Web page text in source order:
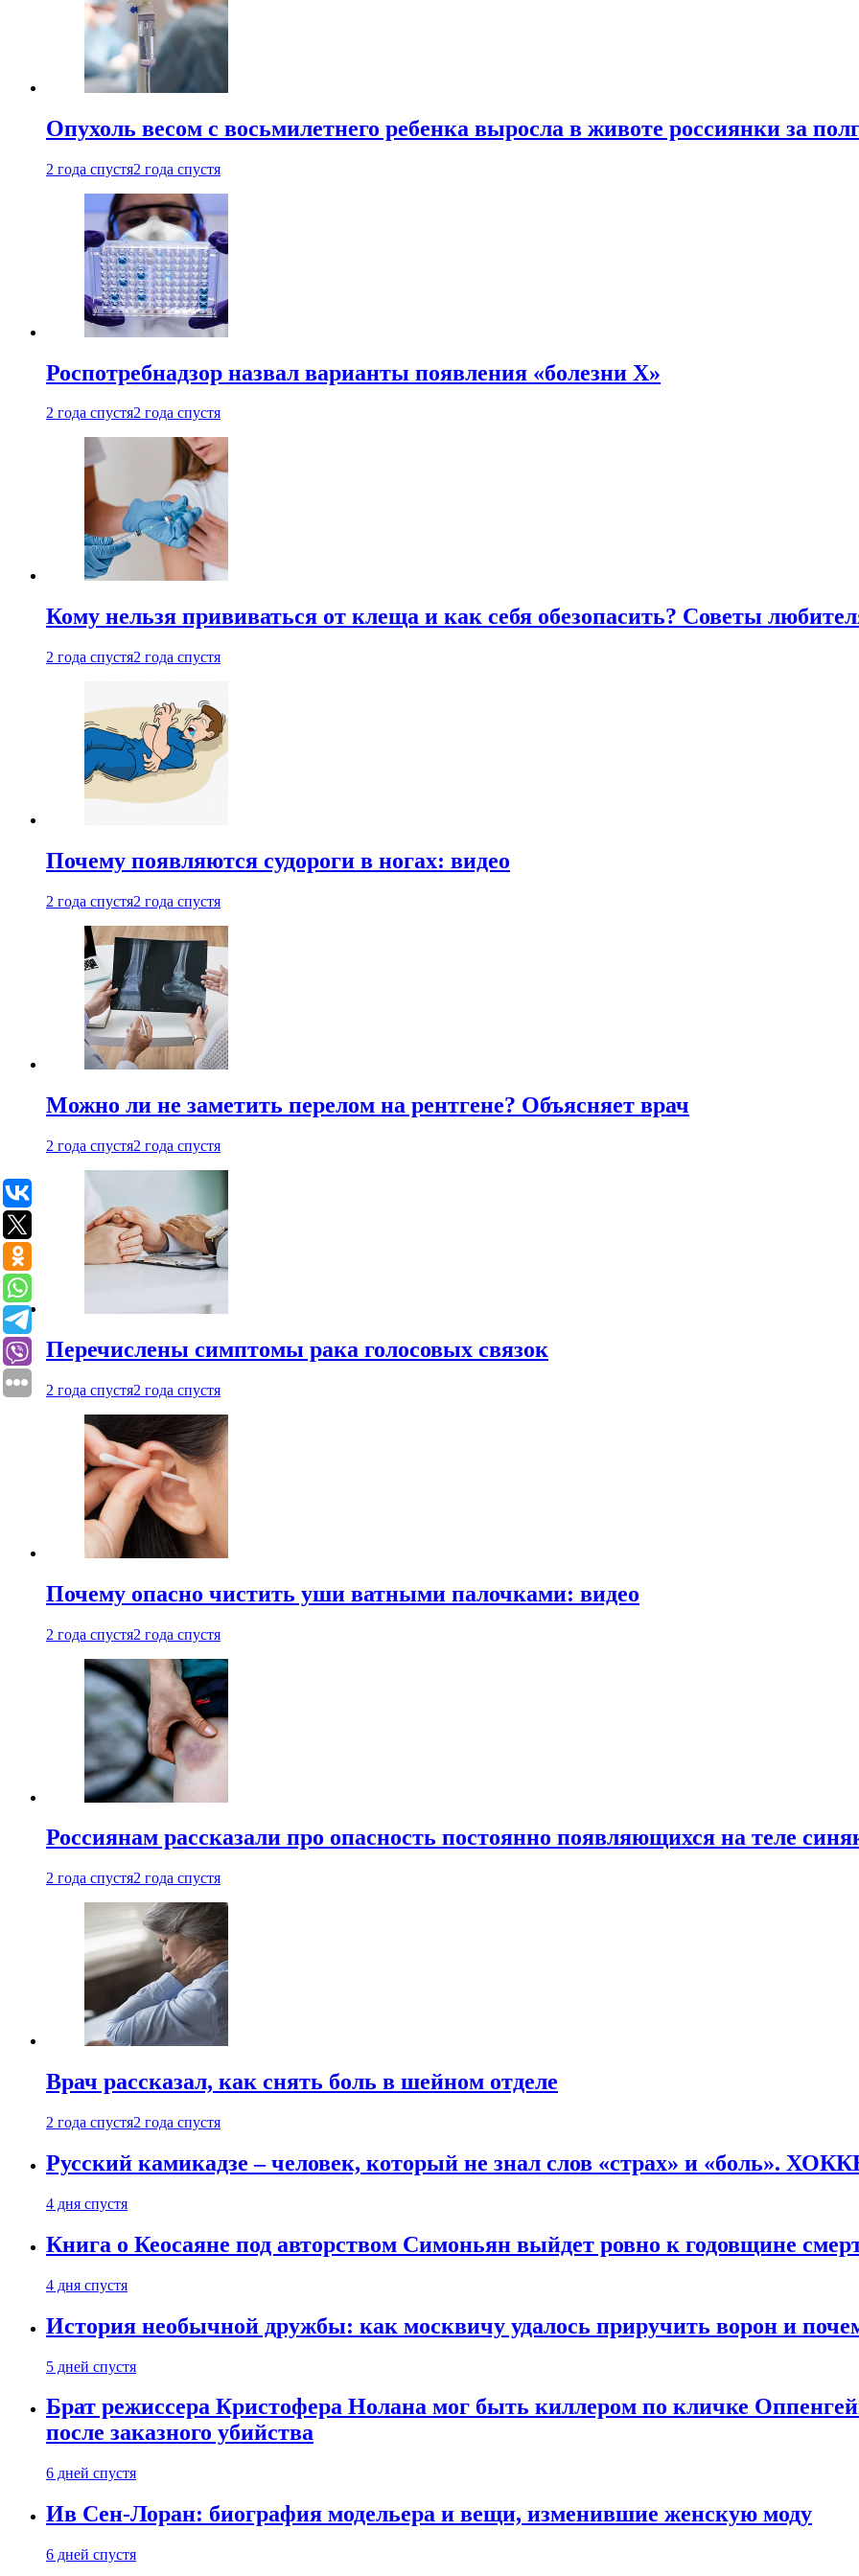
Опухоль весом с восьмилетнего ребенка выросла в животе россиянки за
2 года спустя2 года спустя
Роспотребнадзор назвал варианты появления «болезни Х»
2 года спустя2 года спустя
Кому нельзя прививаться от клеща и как себя обезопасить? Советы
2 года спустя2 года спустя
Почему появляются судороги в ногах: видео
2 года спустя2 года спустя
Можно ли не заметить перелом на рентгене? Объясняет врач
2 года спустя2 года спустя
Перечислены симптомы рака голосовых связок
2 года спустя2 года спустя
Почему опасно чистить уши ватными палочками: видео
2 года спустя2 года спустя
Россиянам рассказали про опасность постоянно появляющихся на теле
2 года спустя2 года спустя
Врач рассказал, как снять боль в шейном отделе
2 года спустя2 года спустя
Русский камикадзе – человек, который не знал слов «страх» и «боль».
4 дня спустя
Книга о Кеосаяне под авторством Симоньян выйдет ровно к годовщине
4 дня спустя
История необычной дружбы: как москвичу удалось приручить ворон и
5 дней спустя
Брат режиссера Кристофера Нолана мог быть киллером по кличке
после заказного убийства
6 дней спустя
Ив Сен-Лоран: биография модельера и вещи, изменившие женскую моду
6 дней спустя